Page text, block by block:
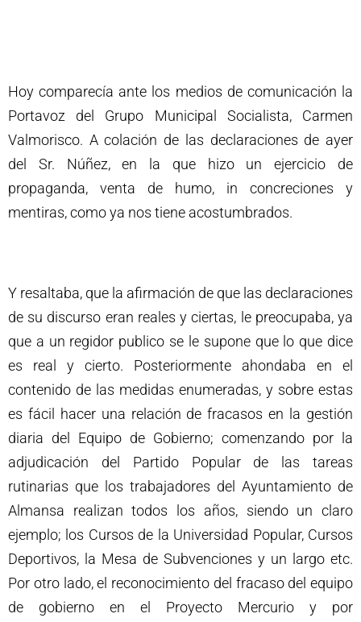
Hoy comparecía ante los medios de comunicación la
Portavoz del Grupo Municipal Socialista, Carmen
Valmorisco. A colación de las declaraciones de ayer
del Sr. Núñez, en la que hizo un ejercicio de
propaganda, venta de humo, in concreciones y
mentiras, como ya nos tiene acostumbrados.
Y resaltaba, que la afirmación de que las declaraciones
de su discurso eran reales y ciertas, le preocupaba, ya
que a un regidor publico se le supone que lo que dice
es real y cierto. Posteriormente ahondaba en el
contenido de las medidas enumeradas, y sobre estas
es fácil hacer una relación de fracasos en la gestión
diaria del Equipo de Gobierno; comenzando por la
adjudicación del Partido Popular de las tareas
rutinarias que los trabajadores del Ayuntamiento de
Almansa realizan todos los años, siendo un claro
ejemplo; los Cursos de la Universidad Popular, Cursos
Deportivos, la Mesa de Subvenciones y un largo etc.
Por otro lado, el reconocimiento del fracaso del equipo
de gobierno en el Proyecto Mercurio y por